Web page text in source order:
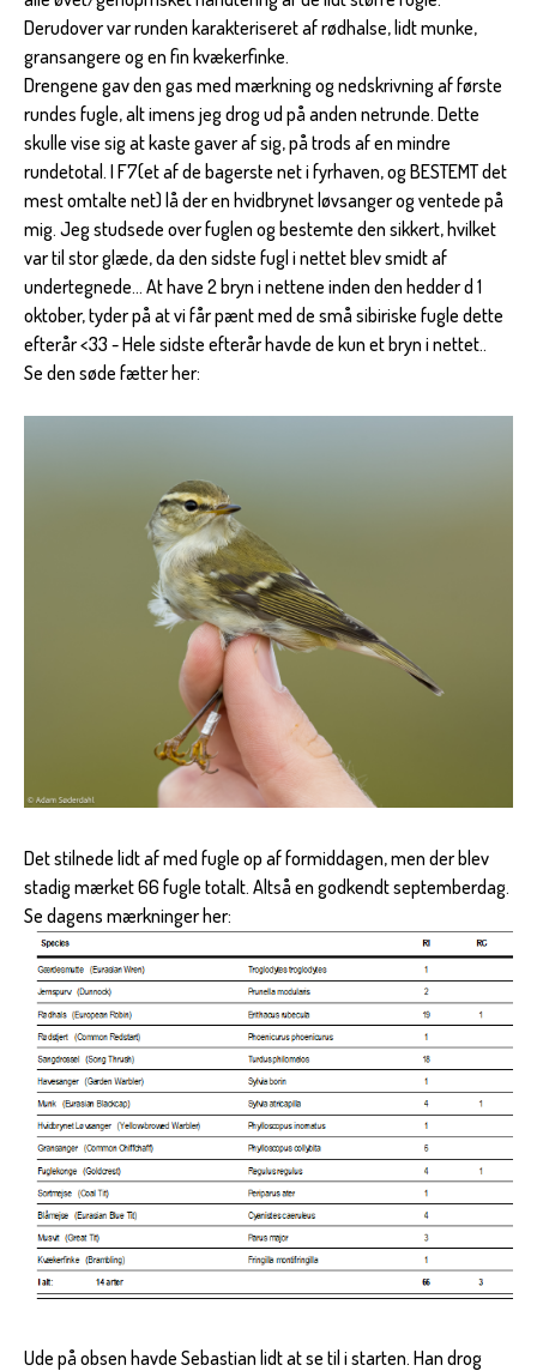
Derudover var runden karakteriseret af rødhalse, lidt munke,
gransangere og en fin kvækerfinke.
Drengene gav den gas med mærkning og nedskrivning af første
rundes fugle, alt imens jeg drog ud på anden netrunde. Dette
skulle vise sig at kaste gaver af sig, på trods af en mindre
rundetotal. I F7(et af de bagerste net i fyrhaven, og BESTEMT det
mest omtalte net) lå der en hvidbrynet løvsanger og ventede på
mig. Jeg studsede over fuglen og bestemte den sikkert, hvilket
var til stor glæde, da den sidste fugl i nettet blev smidt af
undertegnede… At have 2 bryn i nettene inden den hedder d 1
oktober, tyder på at vi får pænt med de små sibiriske fugle dette
efterår <33 - Hele sidste efterår havde de kun et bryn i nettet..
Se den søde fætter her:
Det stilnede lidt af med fugle op af formiddagen, men der blev
stadig mærket 66 fugle totalt. Altså en godkendt septemberdag.
Se dagens mærkninger her:
Ude på obsen havde Sebastian lidt at se til i starten. Han drog